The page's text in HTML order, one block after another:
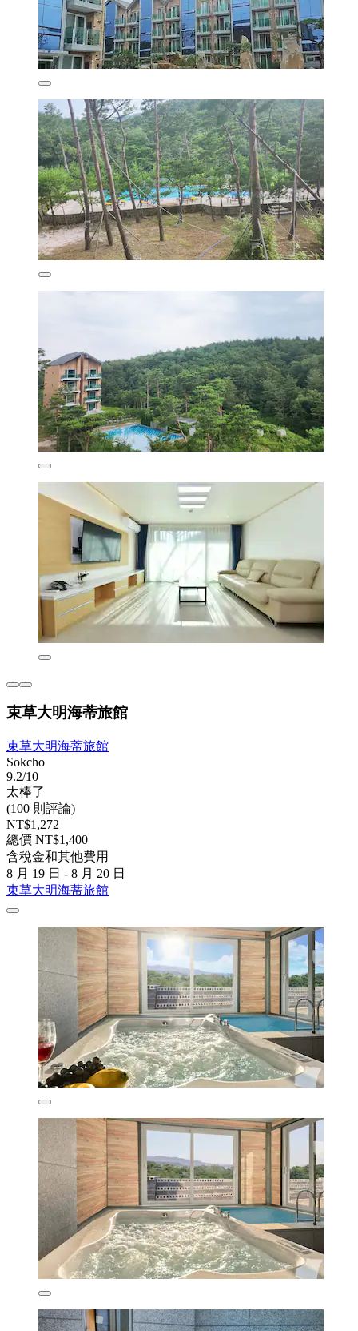
束草大明海蒂旅館
束草大明海蒂旅館
Sokcho
9.2/10
太棒了
(100 則評論)
NT$1,272
總價 NT$1,400
含稅金和其他費用
8 月 19 日 - 8 月 20 日
束草大明海蒂旅館